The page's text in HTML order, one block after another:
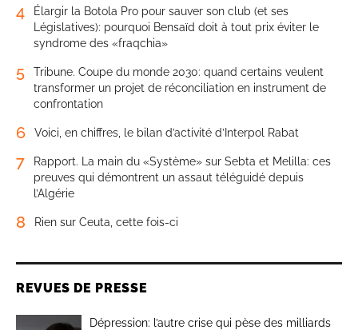
4
Élargir la Botola Pro pour sauver son club (et ses
Législatives): pourquoi Bensaïd doit à tout prix éviter le
syndrome des «fraqchia»
5
Tribune. Coupe du monde 2030: quand certains veulent
transformer un projet de réconciliation en instrument de
confrontation
6 Voici, en chiffres, le bilan d’activité d’Interpol Rabat
7
Rapport. La main du «Système» sur Sebta et Melilla: ces
preuves qui démontrent un assaut téléguidé depuis
l’Algérie
8 Rien sur Ceuta, cette fois-ci
REVUES DE PRESSE
Dépression: l’autre crise qui pèse des milliards